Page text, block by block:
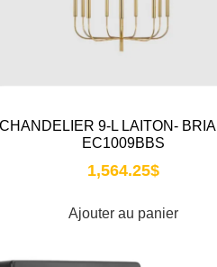
CHANDELIER 9-L LAITON-
EC1009BBS
1,564.25$
Ajouter au panier